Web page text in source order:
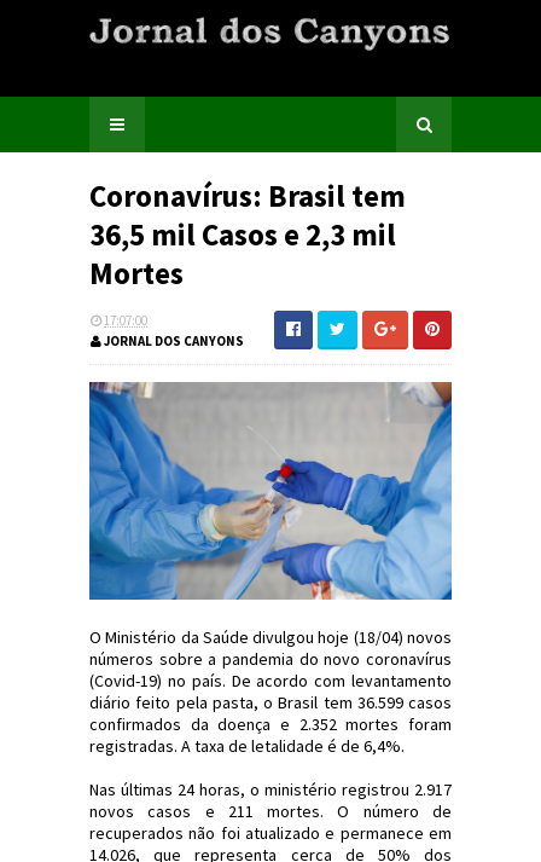
Coronavírus: Brasil tem
36,5 mil Casos e 2,3 mil
Mortes
17:07:00
JORNAL DOS CANYONS
O Ministério da Saúde divulgou hoje (18/04) novos
números sobre a pandemia do novo coronavírus
(Covid-19) no país. De acordo com levantamento
diário feito pela pasta, o Brasil tem 36.599 casos
confirmados da doença e 2.352 mortes foram
registradas. A taxa de letalidade é de 6,4%.
Nas últimas 24 horas, o ministério registrou 2.917
novos casos e 211 mortes. O número de
recuperados não foi atualizado e permanece em
14.026, que representa cerca de 50% dos